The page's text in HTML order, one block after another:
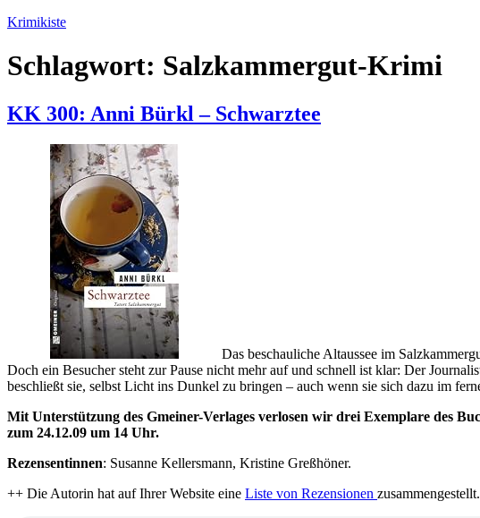
Zum
springen
Krimikiste
Schlagwort: Salzkammergut-Krimi
KK 300: Anni Bürkl – Schwarztee
Das beschauliche Altaussee im
Doch ein Besucher steht zur Pause nicht mehr auf und schnell ist klar: Der
beschließt sie, selbst Licht ins Dunkel zu bringen – auch wenn sie sich dazu im
Mit Unterstützung des Gmeiner-Verlages verlosen wir drei Exemplare des
zum 24.12.09 um 14 Uhr.
Rezensentinnen: Susanne Kellersmann, Kristine Greßhöner.
++ Die Autorin hat auf Ihrer Website eine Liste von Rezensionen